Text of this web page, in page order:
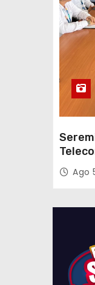
r
a
a
s
Ago